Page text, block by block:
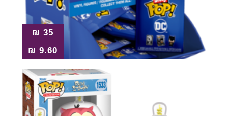
35
₪
9.60
₪